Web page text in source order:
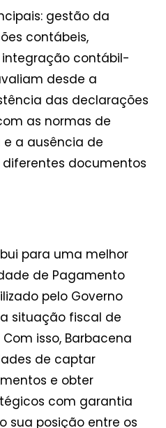
gestão da
contábeis,
contábil-
desde a
das declarações
as normas de
a ausência de
documentos
para uma melhor
de Pagamento
pelo Governo
situação fiscal de
isso, Barbacena
de captar
e obter
com garantia
sua posição entre os